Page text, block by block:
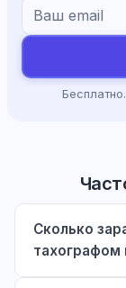
Сколько
тахографом